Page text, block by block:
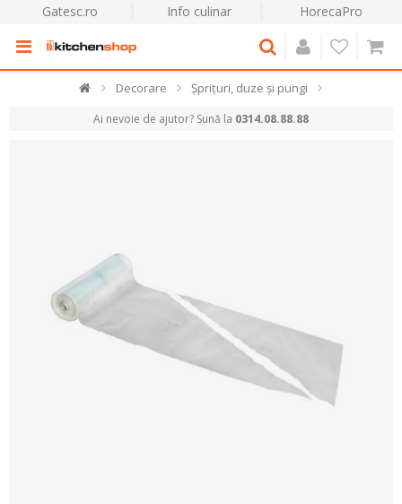
Gatesc.ro Info culinar HorecaPro
Decorare Șprițuri, duze și pungi
Ai nevoie de ajutor? Sună la 0314.08.88.88